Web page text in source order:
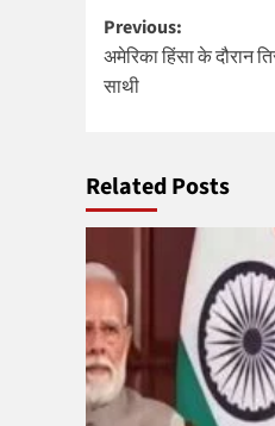
Post
navigation
Previous:
अमेरिका हिंसा के दौरान
साथी
Related Posts